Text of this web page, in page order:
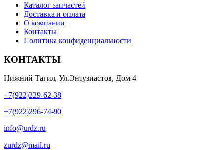
Каталог запчастей
Доставка и оплата
О компании
Контакты
Политика конфиденциальности
КОНТАКТЫ
Нижний Тагил, Ул.Энтузиастов, Дом 4
+7(922)229-62-38
+7(922)296-74-90
info@urdz.ru
zurdz@mail.ru